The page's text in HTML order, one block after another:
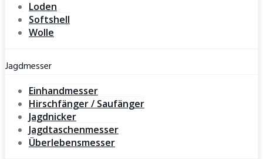
Loden
Softshell
Wolle
Jagdmesser
Einhandmesser
Hirschfänger / Saufänger
Jagdnicker
Jagdtaschenmesser
Überlebensmesser